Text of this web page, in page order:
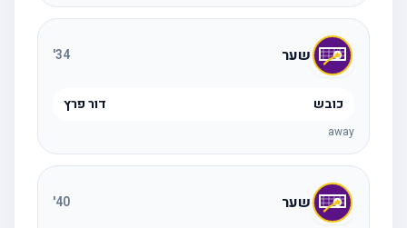
שער 34
'
כובש דור פרץ
away
שער 40
'